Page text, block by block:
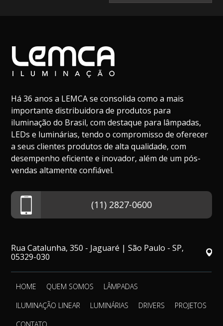
Há 36 anos a LEMCA se consolida como a mais
importante distribuidora de produtos para
iluminação do Brasil, com destaque para lâmpadas,
LEDs e luminárias, tendo o compromisso de oferecer
a seus clientes produtos de alta qualidade, com
desempenho eficiente e inovador, além de um pós-
vendas altamente confiável.
(11) 2827-0600
Rua Catalunha, 350 - Jaguaré | São Paulo - SP,
05329-030
HOME QUEM SOMOS
LÂMPADAS
ILUMINAÇÃO LINEAR
LUMINÁRIAS DRIVERS
PROJETOS